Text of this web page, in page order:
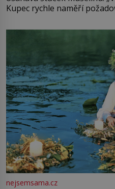
Kupec rychle naměří
milostpaní. Stačí jenom na
množství růžového
Vezme do ruky dřevěnou
nejsemsama.cz